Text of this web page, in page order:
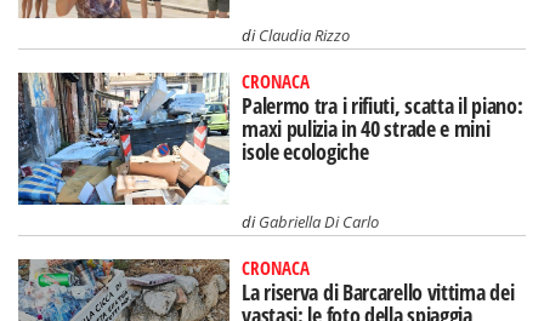
diClaudia Rizzo
CRONACA
Palermo tra i rifiuti, scatta il piano:
maxi pulizia in 40 strade e mini
isole ecologiche
diGabriella Di Carlo
CRONACA
La riserva di Barcarello vittima dei
vastasi: le foto della spiaggia